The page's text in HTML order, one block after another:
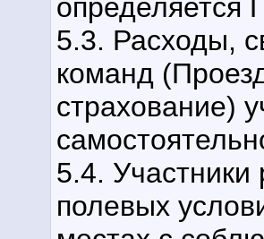
5.3. Расходы,
команд
страхование)
5.4.
полевых